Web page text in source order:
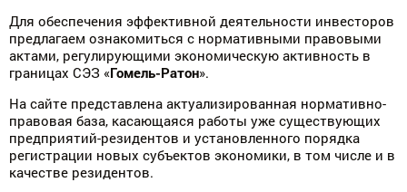
Для обеспечения эффективной деятельности инвесторов
предлагаем ознакомиться с нормативными правовыми
актами, регулирующими экономическую активность в
границах СЭЗ «Гомель-Ратон».
На сайте представлена актуализированная нормативно-
правовая база, касающаяся работы уже существующих
предприятий-резидентов и установленного порядка
регистрации новых субъектов экономики, в том числе и в
качестве резидентов.